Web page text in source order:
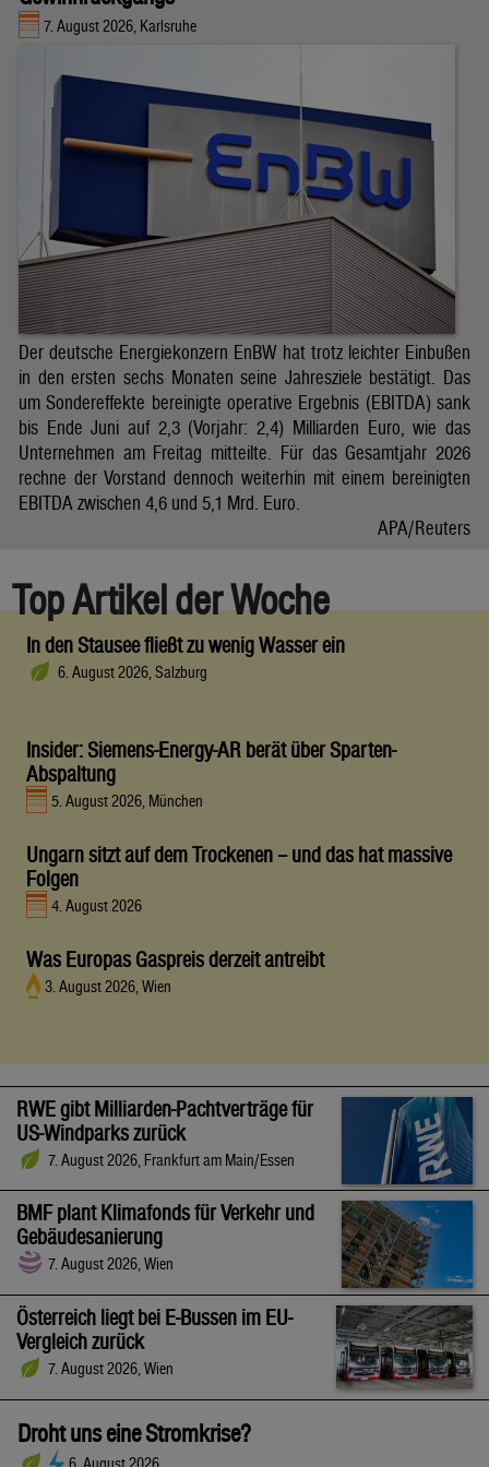
7. August 2026, Karlsruhe
Der deutsche Energiekonzern EnBW hat trotz leichter Einbußen
in den ersten sechs Monaten seine Jahresziele bestätigt. Das
um Sondereffekte bereinigte operative Ergebnis (EBITDA) sank
bis Ende Juni auf 2,3 (Vorjahr: 2,4) Milliarden Euro, wie das
Unternehmen am Freitag mitteilte. Für das Gesamtjahr 2026
rechne der Vorstand dennoch weiterhin mit einem bereinigten
EBITDA zwischen 4,6 und 5,1 Mrd. Euro.
APA/Reuters
Top Artikel der Woche
In den Stausee fließt zu wenig Wasser ein
6. August 2026, Salzburg
Insider: Siemens-Energy-AR berät über Sparten-
Abspaltung
5. August 2026, München
Ungarn sitzt auf dem Trockenen – und das hat massive
Folgen
4. August 2026
Was Europas Gaspreis derzeit antreibt
3. August 2026, Wien
RWE gibt Milliarden-Pachtverträge für
US-Windparks zurück
7. August 2026, Frankfurt am Main/Essen
BMF plant Klimafonds für Verkehr und
Gebäudesanierung
7. August 2026, Wien
Österreich liegt bei E-Bussen im EU-
Vergleich zurück
7. August 2026, Wien
Droht uns eine Stromkrise?